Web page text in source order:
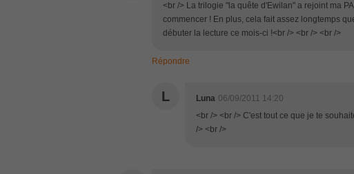
<br /> La trilogie "la quête d'Ewilan" a rejoint ma
commencer ! En plus, cela fait assez longtemps
débuter la lecture ce mois-ci !<br /> <br /> <br />
Répondre
L Luna 06/09/2011 14:20
<br /> <br /> C'est tout ce que je te
/> <br />